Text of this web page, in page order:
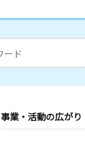
事業・活動の広がり